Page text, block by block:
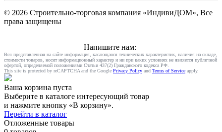
© 2026 Строительно-торговая компания «ИндивиДОМ», Все
права защищены
Напишите нам:
Вся представленная на сайте информация, касающаяся технических характеристик, наличия на складе,
стоимости товаров, носит информационный характер и ни при каких условиях не является публичной
офертой, определяемой положениями Статьи 437(2) Гражданского кодекса РФ.
This site is protected by reCAPTCHA and the Google Privacy Policy and Terms of Service apply.
Ваша корзина пуста
Выберите в каталоге интересующий товар
и нажмите кнопку «В корзину».
Перейти в каталог
Отложенные товары